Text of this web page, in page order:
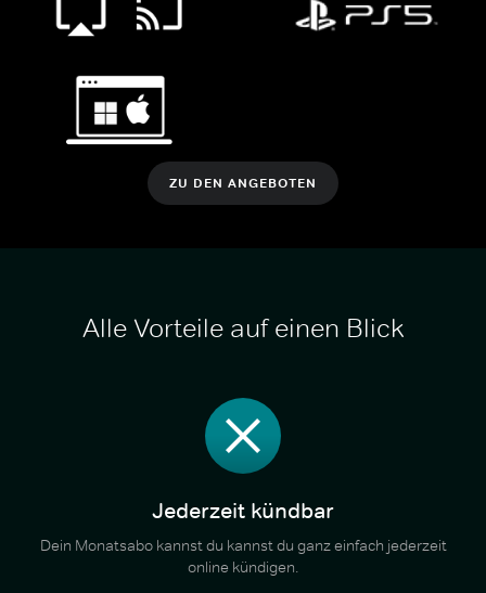
ZU DEN ANGEBOTEN
Alle Vorteile auf einen Blick
Jederzeit kündbar
Dein Monatsabo kannst du kannst du ganz einfach jederzeit
online kündigen.